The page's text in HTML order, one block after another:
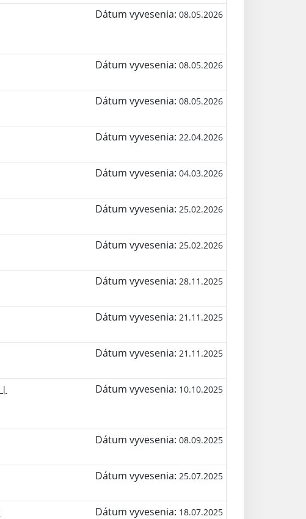
Dátum vyvesenia: 08.05.2026
Dátum vyvesenia: 08.05.2026
Dátum vyvesenia: 08.05.2026
Dátum vyvesenia: 22.04.2026
Dátum vyvesenia: 04.03.2026
Dátum vyvesenia: 25.02.2026
Dátum vyvesenia: 25.02.2026
Dátum vyvesenia: 28.11.2025
Dátum vyvesenia: 21.11.2025
Dátum vyvesenia: 21.11.2025
|
Dátum vyvesenia: 10.10.2025
Dátum vyvesenia: 08.09.2025
Dátum vyvesenia: 25.07.2025
Dátum vyvesenia: 18.07.2025